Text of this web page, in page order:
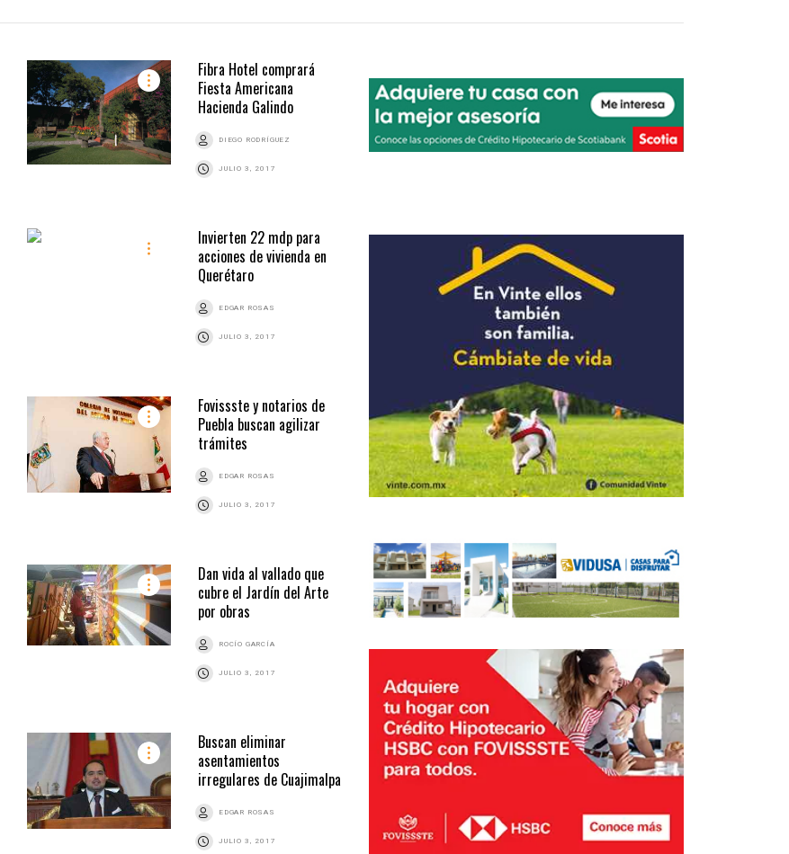
Fibra Hotel comprará
Fiesta Americana
Hacienda Galindo
DIEGO RODRÍGUEZ
JULIO 3, 2017
Invierten 22 mdp para
acciones de vivienda en
Querétaro
EDGAR ROSAS
JULIO 3, 2017
Fovissste y notarios de
Puebla buscan agilizar
trámites
EDGAR ROSAS
JULIO 3, 2017
Dan vida al vallado que
cubre el Jardín del Arte
por obras
ROCÍO GARCÍA
JULIO 3, 2017
Buscan eliminar
asentamientos
irregulares de Cuajimalpa
EDGAR ROSAS
JULIO 3, 2017